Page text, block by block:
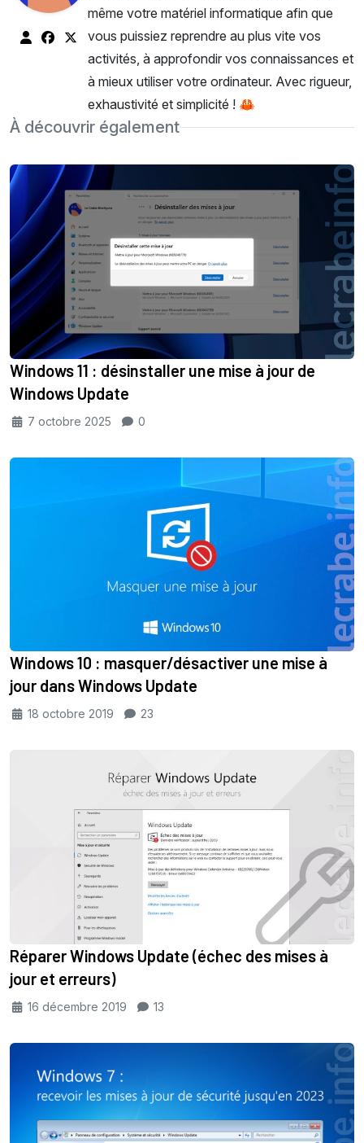
même votre matériel informatique afin que
vous puissiez reprendre au plus vite vos
activités, à approfondir vos connaissances et
à mieux utiliser votre ordinateur. Avec rigueur,
exhaustivité et simplicité ! 🦀
À découvrir également
Windows 11 : désinstaller une mise à jour de
Windows Update
7 octobre 2025 0
Windows 10 : masquer/désactiver une mise à
jour dans Windows Update
18 octobre 2019 23
Réparer Windows Update (échec des mises à
jour et erreurs)
16 décembre 2019 13